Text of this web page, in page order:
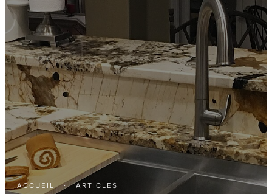
ACCUEIL · ARTICLES